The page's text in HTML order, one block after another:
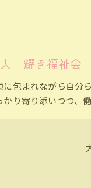
耀き福祉会
に包まれながら自分
り寄り添いつつ、